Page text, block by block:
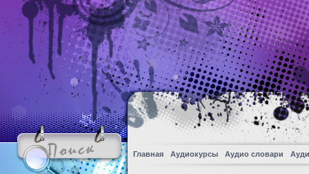
Главная Аудиокурсы Аудио словари